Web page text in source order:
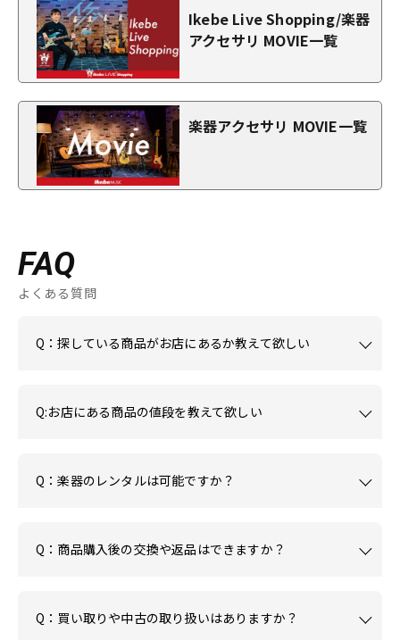
Ikebe Live Shopping/楽器
アクセサリ MOVIE一覧
楽器アクセサリ MOVIE一覧
FAQ
よくある質問
Q：探している商品がお店にあるか教えて欲しい
Q:お店にある商品の値段を教えて欲しい
Q：楽器のレンタルは可能ですか？
Q：商品購入後の交換や返品はできますか？
Q：買い取りや中古の取り扱いはありますか？